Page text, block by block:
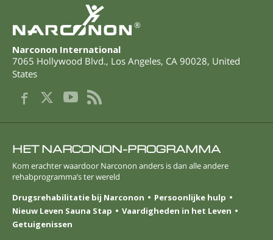
®
Narconon International
7065 Hollywood Blvd., Los Angeles, CA 90028, United
States
HET NARCONON-PROGRAMMA
Kom erachter waardoor Narconon anders is dan alle andere
rehabprogramma’s ter wereld
Drugsrehabilitatie bij Narconon
Persoonlijke hulp
Nieuw Leven Sauna Stap
Vaardigheden in het Leven
Getuigenissen